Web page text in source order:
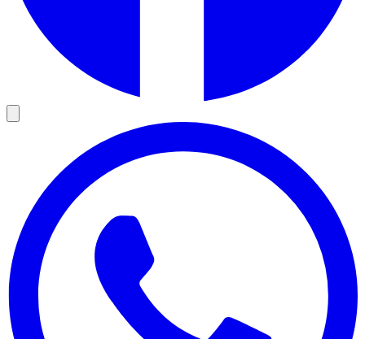
En cliquant, vous acceptez le chargement de contenu depuis un
service externe.